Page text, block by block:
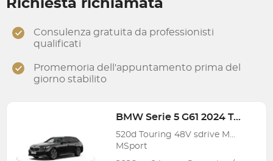
Richiesta richiamata
Consulenza gratuita da professionisti
qualificati
Promemoria dell'appuntamento prima del
giorno stabilito
BMW Serie 5 G61 2024 Touring
520d Touring 48V sdrive MSport auto
MSport